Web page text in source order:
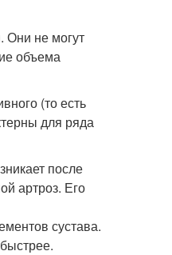
Они не могут
объема
(то есть
для ряда
после
артроз. Его
сустава.